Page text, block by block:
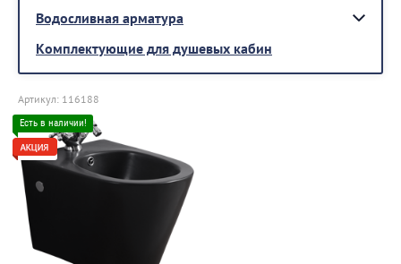
Водосливная арматура
Комплектующие для душевых кабин
Артикул: 116188